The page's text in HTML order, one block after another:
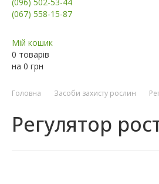
(067) 558-15-87
Мій кошик
0 товарів
на 0 грн
Головна Засоби захисту рослин
Регулятор